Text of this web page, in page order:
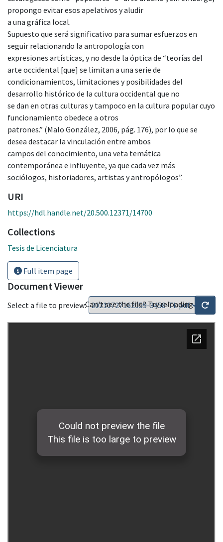
propongo evitar esos apelativos y aludir
a una gráfica local.
Supuesto que será significativo para sumar esfuerzos en
seguir relacionando la antropología con
expresiones artísticas, y no desde la óptica de “teorías del
arte occidental [que] se limitan a una serie de
condicionamientos, limitaciones y posibilidades del
desarrollo histórico de la cultura occidental que no
se dan en otras culturas y tampoco en la cultura popular cuyo
funcionamiento obedece a otros
patrones.” (Malo González, 2006, pág. 176), por lo que se
desea destacar la vinculación entre ambos
campos del conocimiento, una veta temática
contemporánea e influyente, ya que cada vez más
sociólogos, historiadores, artistas y antropólogos”.
URI
https://hdl.handle.net/20.500.12371/14700
Collections
Tesis de Licenciatura
Full item page
Document Viewer
Select a file to preview:Can't see the file? Try reloading